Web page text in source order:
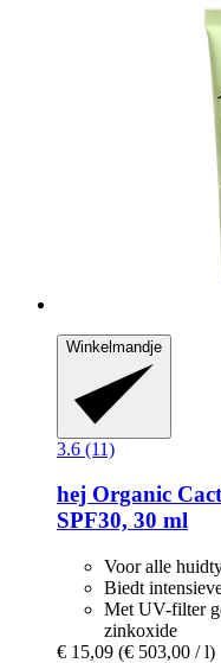
Winkelmandje
3.6 (11)
hej Organic
SPF30, 30 ml
Voor alle
Biedt
Met UV-filter
zinkoxide
€ 15,09 (€ 503,00 / l)